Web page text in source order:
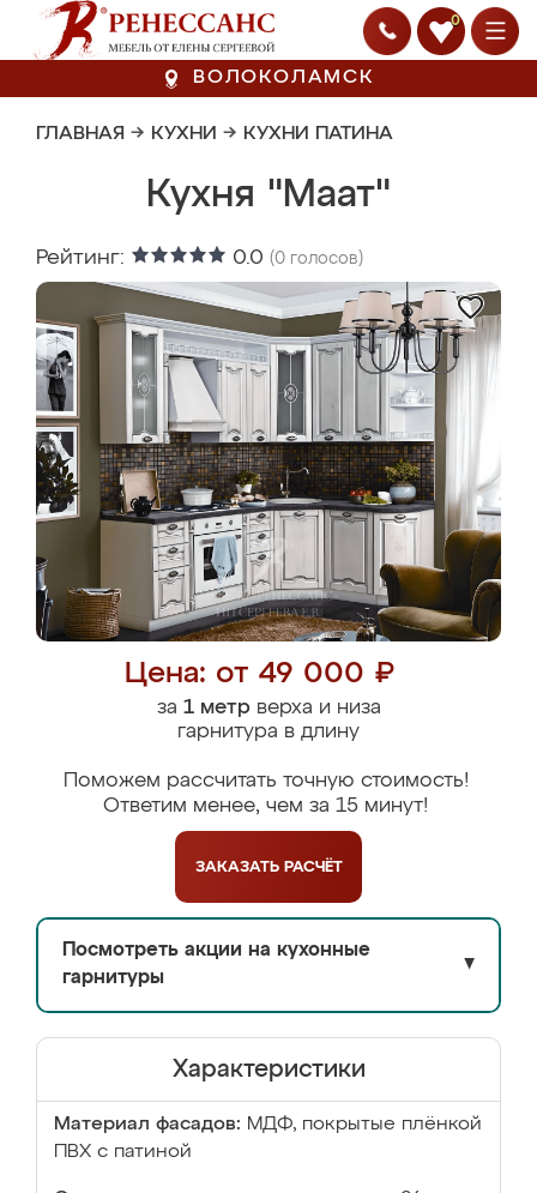
0
ВОЛОКОЛАМСК
ГЛАВНАЯ → КУХНИ → КУХНИ ПАТИНА
Кухня "Маат"
Рейтинг: 0.0 (0 голосов)
Цена: от 49 000 ₽
за 1 метрверха и низа
гарнитура в длину
Поможем рассчитать точную стоимость!
Ответим менее, чем за 15 минут!
ЗАКАЗАТЬ РАСЧЁТ
Посмотреть акции на кухонные
гарнитуры
▼
Характеристики
Материал фасадов: МДФ, покрытые плёнкой
ПВХ с патиной